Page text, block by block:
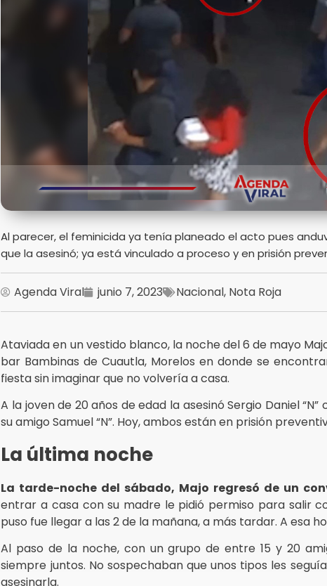
Al parecer, el feminicida ya tenía planeado el acto pues
que la asesinó; ya está vinculado a proceso y en prisión
Agenda Viral junio 7, 2023 Nacional, Nota Roja
Ataviada en un vestido blanco, la noche del 6 de mayo
bar Bambinas de Cuautla, Morelos en donde se
fiesta sin imaginar que no volvería a casa.
A la joven de 20 años de edad la asesinó Sergio Daniel
su amigo Samuel “N”. Hoy, ambos están en prisión
La última noche
La tarde-noche del sábado, Majo regresó de un
entrar a casa con su madre le pidió permiso para salir
puso fue llegar a las 2 de la mañana, a más tardar. A esa
Al paso de la noche, con un grupo de entre 15 y 20
siempre juntos. No sospechaban que unos tipos les
asesinarla.